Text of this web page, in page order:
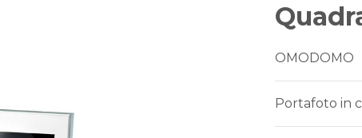
OMODOMO
Portafoto in